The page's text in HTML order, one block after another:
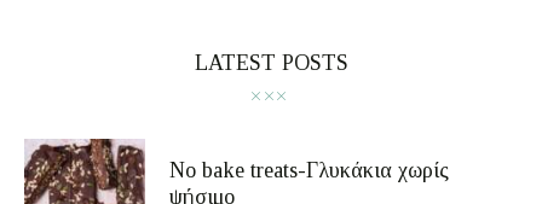
LATEST POSTS
No bake treats-Γλυκάκια χωρίς
ψήσιμο